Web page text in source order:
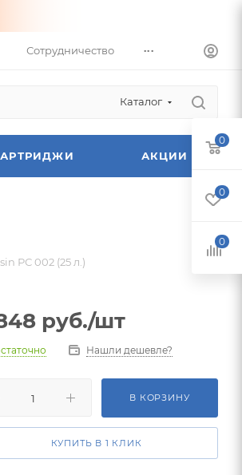
Сотрудничество ...
Каталог
АКЦИИ
РС 002 (25 л.)
руб./шт
Нашли дешевле?
В КОРЗИНУ
КУПИТЬ В 1 КЛИК
0
0
0